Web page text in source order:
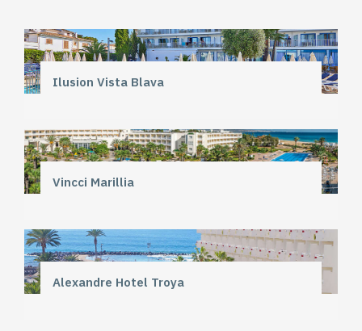
Ilusion Vista Blava
Vincci Marillia
Alexandre Hotel Troya